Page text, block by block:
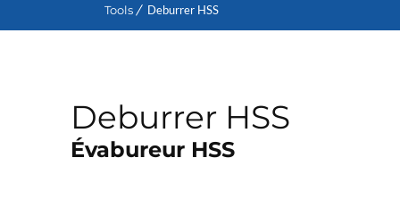
Tools
Deburrer HSS
Deburrer HSS
Évabureur HSS